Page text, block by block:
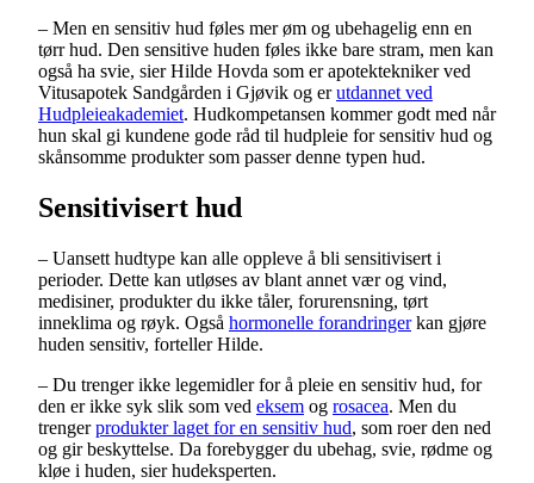
– Men en sensitiv hud føles mer øm og ubehagelig enn en
tørr hud. Den sensitive huden føles ikke bare stram, men kan
også ha svie, sier Hilde Hovda som er apotektekniker ved
Vitusapotek Sandgården i Gjøvik og erutdannet ved
Hudpleieakademiet. Hudkompetansen kommer godt med når
hun skal gi kundene gode råd til hudpleie for sensitiv hud og
skånsomme produkter som passer denne typen hud.
Sensitivisert hud
– Uansett hudtype kan alle oppleve å bli sensitivisert i
perioder. Dette kan utløses av blant annet vær og vind,
medisiner, produkter du ikke tåler, forurensning, tørt
inneklima og røyk. Også hormonelle forandringerkan gjøre
huden sensitiv, forteller Hilde.
– Du trenger ikke legemidler for å pleie en sensitiv hud, for
den er ikke syk slik som ved eksem og rosacea. Men du
trengerprodukter laget for en sensitiv hud, som roer den ned
og gir beskyttelse. Da forebygger du ubehag, svie, rødme og
kløe i huden, sier hudeksperten.